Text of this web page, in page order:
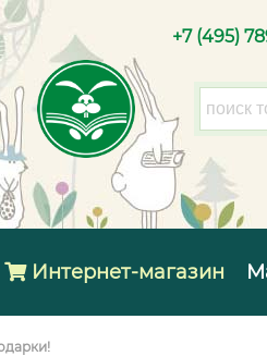
+7 (495)
Интернет-магазин